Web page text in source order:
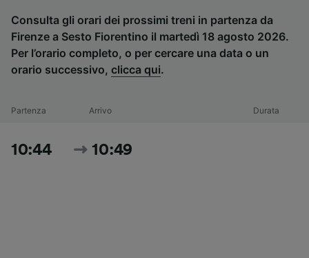
Consulta gli orari dei prossimi treni in partenza da
Firenze a Sesto Fiorentino il martedì 18 agosto 2026.
Per l’orario completo, o per cercare una data o un
orario successivo, clicca qui.
Partenza Arrivo Durata
10:44 10:49